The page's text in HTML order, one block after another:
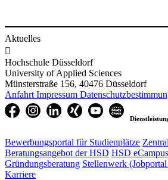
Aktuelles

Hochschule Düsseldorf
University of Applied Sciences
Münsterstraße 156, 40476 Düsseldorf
Anfahrt Impressum
Bewerbungsportal für Studienplätze
Beratungsangebot der HSD HSD eCampus
Gründungsberatung Stellenwerk
Karriere